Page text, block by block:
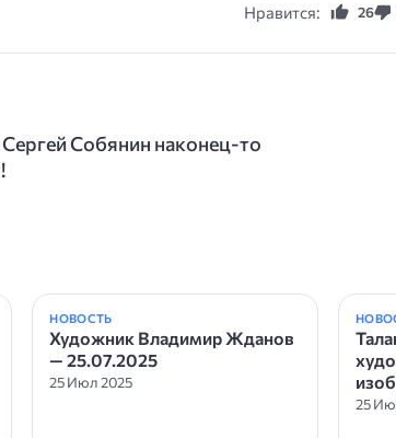
Нравится: 26
Собянин наконец-то
НОВОСТЬ
Художник Владимир Жданов
— 25.07.2025
25 Июл 2025
25